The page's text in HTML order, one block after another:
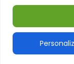
© Póvoa de